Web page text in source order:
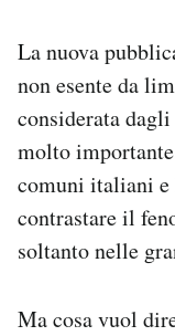
La nuova
non esente da
considerata
molto
comuni italiani
contrastare il
soltanto nelle
Ma cosa vuol